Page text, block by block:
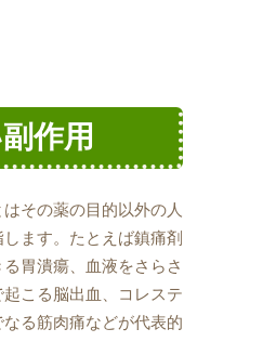
作用
その薬の目的以外の人
ます。たとえば鎮痛剤
胃潰瘍、血液をさらさ
こる脳出血、コレステ
る筋肉痛などが代表的